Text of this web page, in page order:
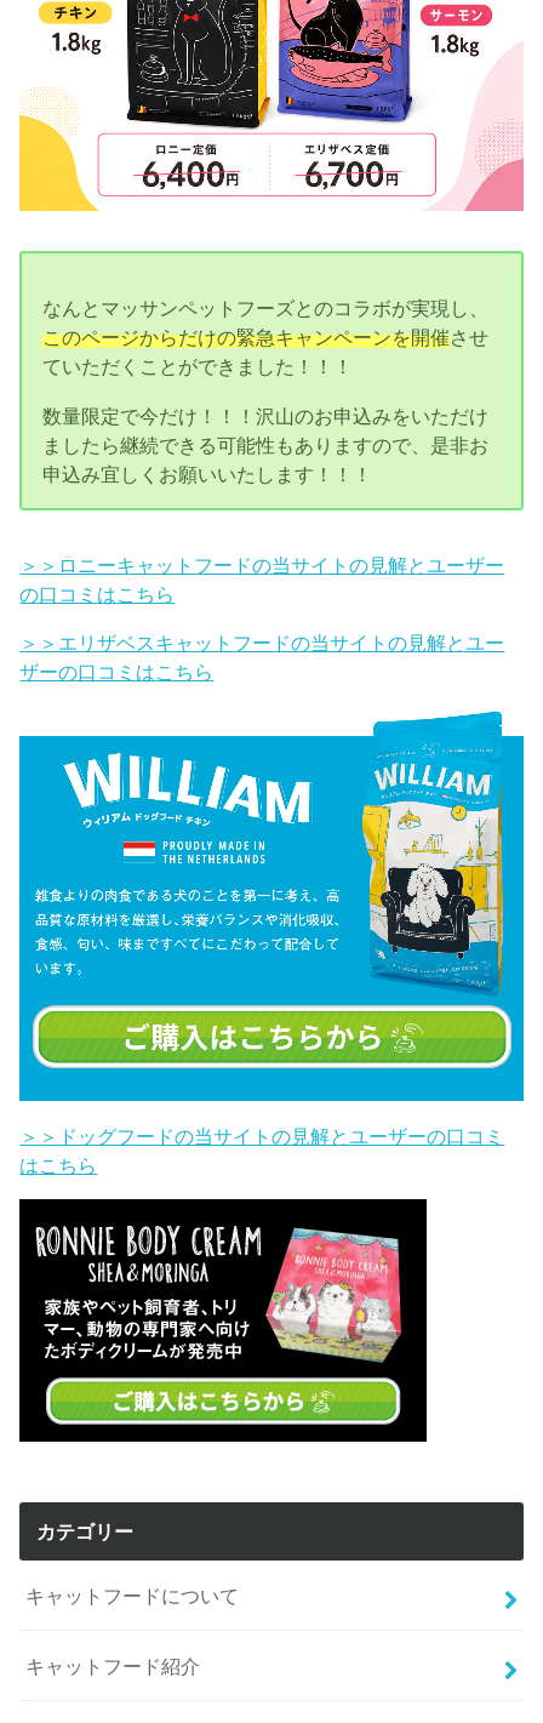
なんとマッサンペットフーズとのコラボが実現し、
このページからだけの緊急キャンペーンを開催させ
ていただくことができました！！！
数量限定で今だけ！！！沢山のお申込みをいただけ
ましたら継続できる可能性もありますので、是非お
申込み宜しくお願いいたします！！！
＞＞ロニーキャットフードの当サイトの見解とユーザー
の口コミはこちら
＞＞エリザベスキャットフードの当サイトの見解とユー
ザーの口コミはこちら
＞＞ドッグフードの当サイトの見解とユーザーの口コミ
はこちら
カテゴリー
キャットフードについて
キャットフード紹介